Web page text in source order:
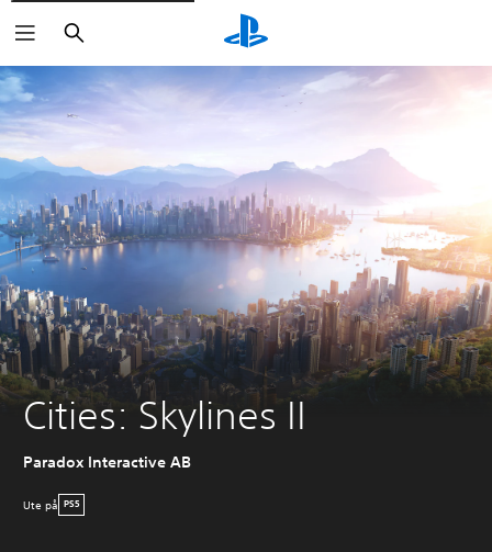
Sök
Cities: Skylines II
Paradox Interactive AB
Ute på PS5